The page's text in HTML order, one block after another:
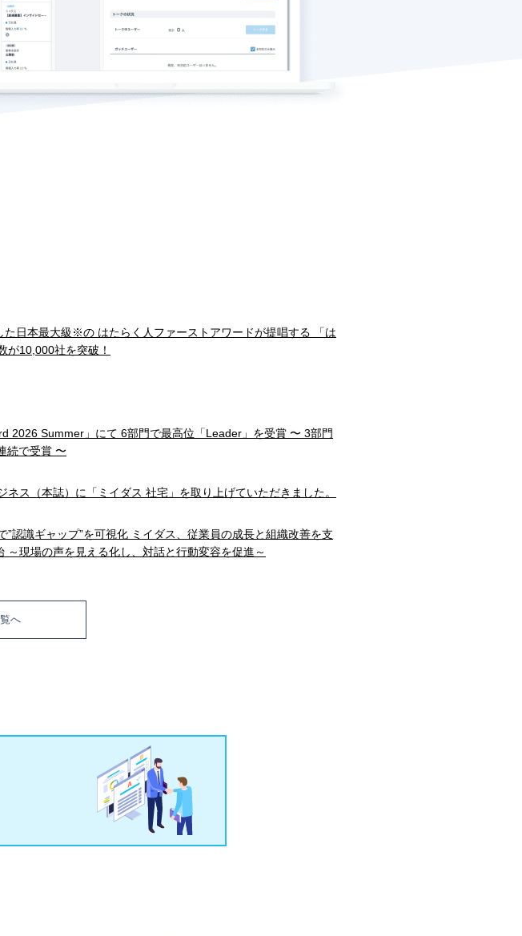
た日本最大級※の はたらく人ファーストアワードが提唱する 「は
が10,000社を突破！
2026 Summer」にて 6部門で最高位「Leader」を受賞 〜 3部門
続で受賞 〜
ネス（本誌）に「ミイダス 社宅」を取り上げていただきました。
認識ギャップ”を可視化 ミイダス、従業員の成長と組織改善を支
～現場の声を見える化し、対話と行動変容を促進～
へ